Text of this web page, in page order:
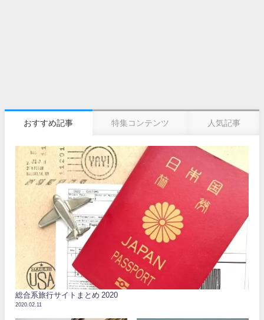
おすすめ記事 特集コンテンツ 人気記事
総合系旅行サイトまとめ 2020
2020.02.11